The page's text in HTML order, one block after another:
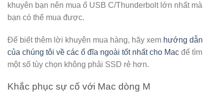
khuyên bạn nên mua ổ USB C/Thunderbolt lớn nhất mà
bạn có thể mua được.
Để biết thêm lời khuyên mua hàng, hãy xem hướng dẫn
của chúng tôi về các ổ đĩa ngoài tốt nhất cho Mac để tìm
một số tùy chọn không phải SSD rẻ hơn.
Khắc phục sự cố với Mac dòng M